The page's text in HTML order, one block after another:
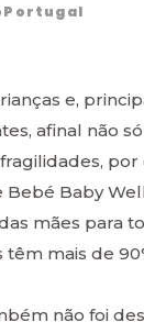
e,
afinal não
Baby
mães para
mais de
não foi